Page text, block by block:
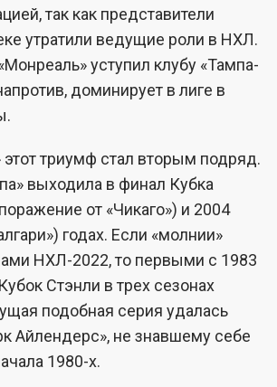
так как представители
утратили ведущие роли в НХЛ.
уступил клубу «Тампа-
доминирует в лиге в
этот триумф стал вторым подряд.
выходила в финал Кубка
от «Чикаго») и 2004
годах. Если «молнии»
НХЛ-2022, то первыми с 1983
Стэнли в трех сезонах
подобная серия удалась
Айлендерс», не знавшему себе
1980-х.